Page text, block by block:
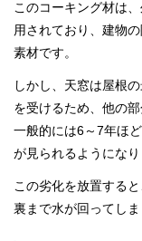
このコーキング材は
用されており、建物
素材です。
しかし、天窓は屋根
を受けるため、他の
一般的には6～7年ほ
が見られるようになり
この劣化を放置する
裏まで水が回ってしま